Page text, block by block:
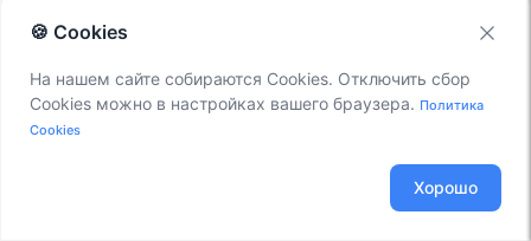
Я даю согласие на обработку моих персональных данных для связи
в соответствии с Политикой в отношении обработки персональных
Использование Elastix
🍪 Cookies
На нашем сайте собираются Cookies. Отключить сбор
Cookies можно в настройках вашего браузера. Политика
Cookies
Хорошо